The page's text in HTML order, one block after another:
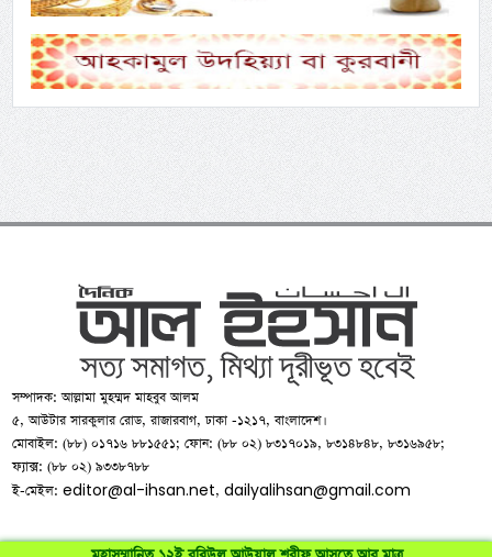
সম্পাদক: আল্লামা মুহম্মদ মাহবুব আলম
৫, আউটার সারকুলার রোড, রাজারবাগ, ঢাকা -১২১৭, বাংলাদেশ।
মোবাইল: (৮৮) ০১৭১৬ ৮৮১৫৫১; ফোন: (৮৮ ০২) ৮৩১৭০১৯, ৮৩১৪৮৪৮, ৮৩১৬৯৫৮;
ফ্যাক্স: (৮৮ ০২) ৯৩৩৮৭৮৮
ই-মেইল:editor@al-ihsan.net,dailyalihsan@gmail.com